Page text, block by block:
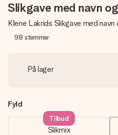
Slikgave med navn
Klene Lakrids Slikgave med navn
98 stemmer
På lager
Fyld
Slikmix
Tilbud